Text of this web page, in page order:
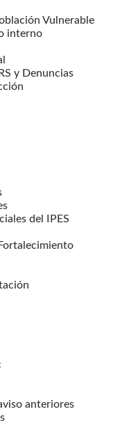
Vulnerable
interno
y Denuncias
del IPES
anteriores